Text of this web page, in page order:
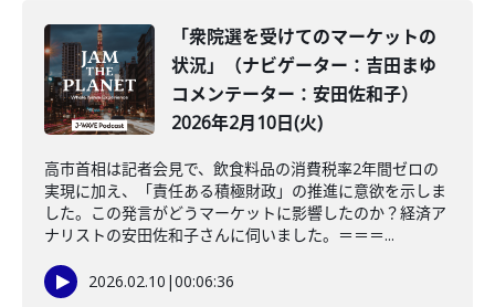
「衆院選を受けてのマーケットの
状況」（ナビゲーター：吉田まゆ
コメンテーター：安田佐和子）
2026年2月10日(火)
高市首相は記者会見で、飲食料品の消費税率2年間ゼロの
実現に加え、「責任ある積極財政」の推進に意欲を示しま
した。この発言がどうマーケットに影響したのか？経済ア
ナリストの安田佐和子さんに伺いました。＝＝＝...
2026.02.10 |00:06:36